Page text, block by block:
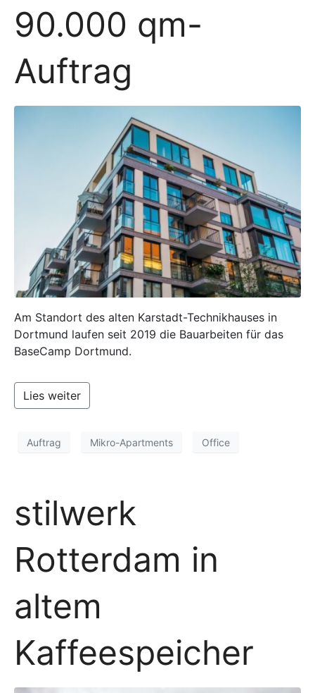
90.000 qm-
Auftrag
Am Standort des alten Karstadt-Technikhauses in
Dortmund laufen seit 2019 die Bauarbeiten für das
BaseCamp Dortmund.
Lies weiter
Auftrag Mikro-Apartments Office
stilwerk
Rotterdam in
altem
Kaffeespeicher